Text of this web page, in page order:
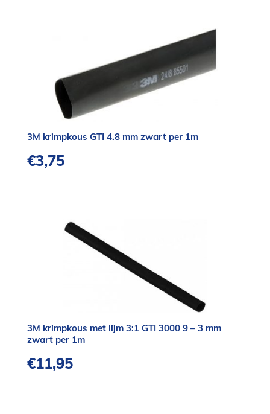
3M krimpkous GTI 4.8 mm zwart per 1m
€3,75
3M krimpkous met lijm 3:1 GTI 3000 9 – 3 mm
zwart per 1m
€11,95